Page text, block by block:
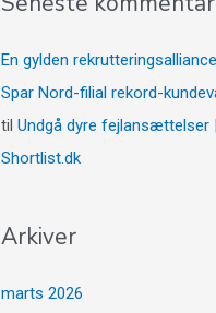
En gylden
Spar Nord-filial rekord-
til Undgå dyre fejlansættelser
Shortlist.dk
Arkiver
marts 2026